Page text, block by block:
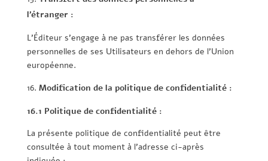
l’étranger :
L’Éditeur s’engage à ne pas transférer les données
personnelles de ses Utilisateurs en dehors de l’Union
européenne.
Modification de la politique de confidentialité :
16.1 Politique de confidentialité :
La présente politique de confidentialité peut être
consultée à tout moment à l’adresse ci-après